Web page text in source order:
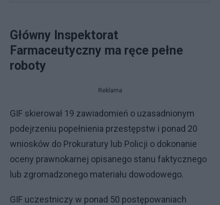
Główny Inspektorat
Farmaceutyczny ma ręce pełne
roboty
Reklama
GIF skierował 19 zawiadomień o uzasadnionym
podejrzeniu popełnienia przestępstw i ponad 20
wniosków do Prokuratury lub Policji o dokonanie
oceny prawnokarnej opisanego stanu faktycznego
lub zgromadzonego materiału dowodowego.
GIF uczestniczy w ponad 50 postępowaniach